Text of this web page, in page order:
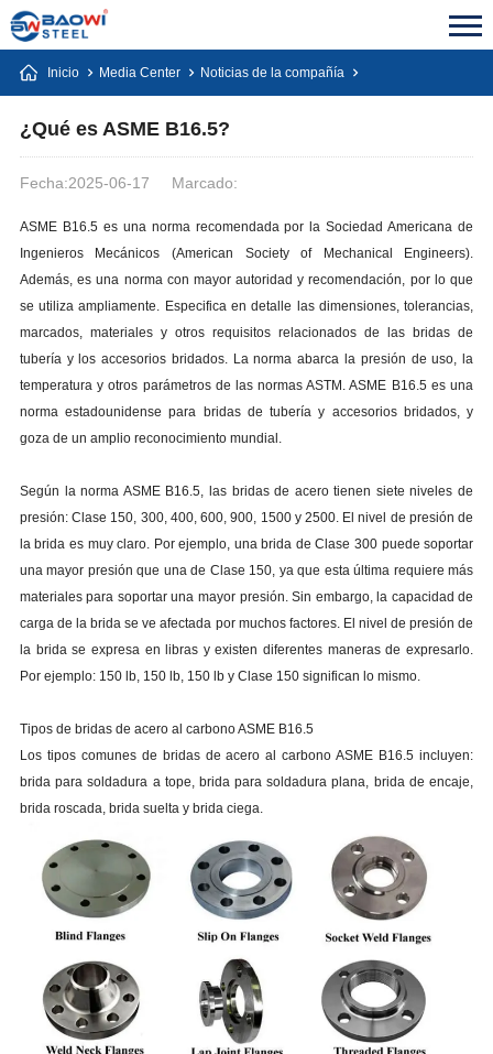
Inicio Media Center Noticias de la compañía
¿Qué es ASME B16.5?
Fecha:2025-06-17 Marcado:
ASME B16.5 es una norma recomendada por la Sociedad Americana de
Ingenieros Mecánicos (American Society of Mechanical Engineers).
Además, es una norma con mayor autoridad y recomendación, por lo que
se utiliza ampliamente. Especifica en detalle las dimensiones, tolerancias,
marcados, materiales y otros requisitos relacionados de las bridas de
tubería y los accesorios bridados. La norma abarca la presión de uso, la
temperatura y otros parámetros de las normas ASTM. ASME B16.5 es una
norma estadounidense para bridas de tubería y accesorios bridados, y
goza de un amplio reconocimiento mundial.
Según la norma ASME B16.5, las bridas de acero tienen siete niveles de
presión: Clase 150, 300, 400, 600, 900, 1500 y 2500. El nivel de presión de
la brida es muy claro. Por ejemplo, una brida de Clase 300 puede soportar
una mayor presión que una de Clase 150, ya que esta última requiere más
materiales para soportar una mayor presión. Sin embargo, la capacidad de
carga de la brida se ve afectada por muchos factores. El nivel de presión de
la brida se expresa en libras y existen diferentes maneras de expresarlo.
Por ejemplo: 150 lb, 150 lb, 150 lb y Clase 150 significan lo mismo.
Tipos de bridas de acero al carbono ASME B16.5
Los tipos comunes de bridas de acero al carbono ASME B16.5 incluyen:
brida para soldadura a tope, brida para soldadura plana, brida de encaje,
brida roscada, brida suelta y brida ciega.